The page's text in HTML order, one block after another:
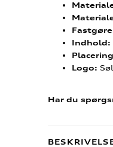
Indhold:
Logo:
Har du